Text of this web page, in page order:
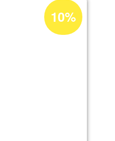
Acceptance
percentage
10%